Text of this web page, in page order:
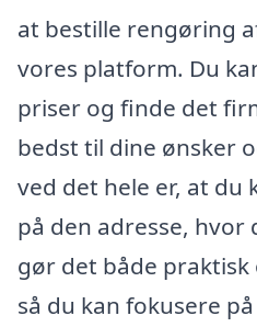
at bestille rengøring
vores platform. Du
priser og finde det
bedst til dine ønsker
ved det hele er, at du
på den adresse, hvor
gør det både
så du kan fokusere